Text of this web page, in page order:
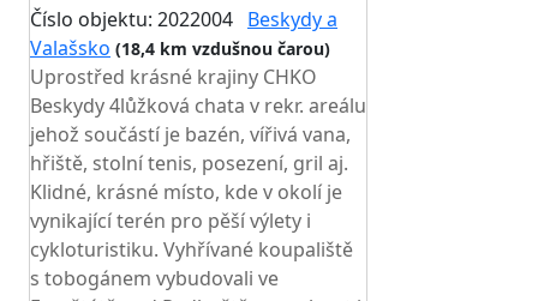
Číslo objektu: 2022004 Beskydy a
Valašsko (18,4 km vzdušnou čarou)
Uprostřed krásné krajiny CHKO
Beskydy 4lůžková chata v rekr. areálu
jehož součástí je bazén, vířivá vana,
hřiště, stolní tenis, posezení, gril aj.
Klidné, krásné místo, kde v okolí je
vynikající terén pro pěší výlety i
cykloturistiku. Vyhřívané koupaliště
s tobogánem vybudovali ve